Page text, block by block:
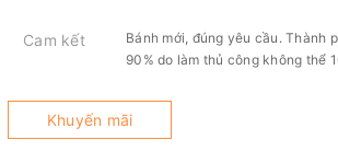
Cam kết
Bánh mới, đúng yêu cầu. Thành
90% do làm thủ công không thể
Khuyến mãi